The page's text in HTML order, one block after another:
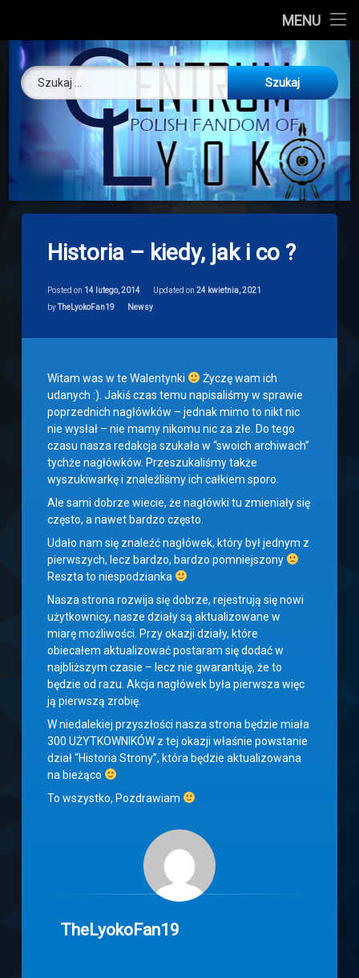
MENU
About us
O nas
Artykuły
Discord
Drogowskaz
Download
Skip
content
Centrum
Szukaj:
Historia – kiedy, jak i co ?
Posted on 14 lutego, 2014 Updated on24 kwietnia, 2021
byTheLyokoFan19 Categories:
Newsy
Witam was w te Walentynki
Życzę wam ich
udanych :). Jakiś czas temu napisaliśmy w sprawie
poprzednich nagłówków – jednak mimo to nikt nic
nie wysłał – nie mamy nikomu nic za złe. Do tego
czasu nasza redakcja szukała w “swoich archiwach”
tychże nagłówków. Przeszukaliśmy także
wyszukiwarkę i znaleźliśmy ich całkiem sporo.
Ale sami dobrze wiecie, że nagłówki tu zmieniały się
często, a nawet bardzo często.
Udało nam się znaleźć nagłówek, który był jednym z
pierwszych, lecz bardzo, bardzo pomniejszony
Reszta to niespodzianka
Nasza strona rozwija się dobrze, rejestrują się nowi
użytkownicy, nasze działy są aktualizowane w
miarę możliwości. Przy okazji działy, które
obiecałem aktualizować postaram się dodać w
najbliższym czasie – lecz nie gwarantuję, że to
będzie od razu. Akcja nagłówek była pierwsza więc
ją pierwszą zrobię.
W niedalekiej przyszłości nasza strona będzie miała
300 UŻYTKOWNIKÓW z tej okazji właśnie powstanie
dział “Historia Strony”, która będzie aktualizowana
na bieżąco
To wszystko, Pozdrawiam
TheLyokoFan19